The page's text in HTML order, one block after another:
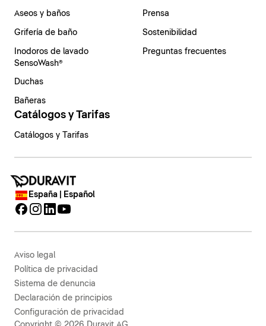
Aseos y baños
Grifería de baño
Inodoros de lavado
SensoWash®
Duchas
Bañeras
Prensa
Sostenibilidad
Preguntas frecuentes
Catálogos y Tarifas
Catálogos y Tarifas
España | Español
Aviso legal
Política de privacidad
Sistema de denuncia
Declaración de principios
Configuración de privacidad